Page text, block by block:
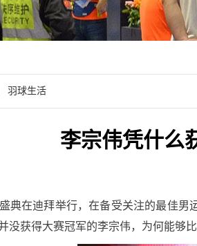
羽球生活
李宗伟凭什么
典在迪拜举行，在备受关注的最佳
没获得大赛冠军的李宗伟，为何能够